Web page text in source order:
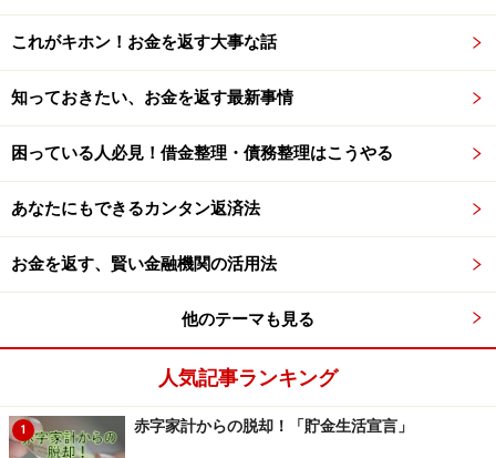
投資や資産運用に関する最終的なご判断はご自身の責任において
掲載情報の正確性・完全性については十分に配慮しております
が、その内容を保証するものではなく、これに基づく損失・損害
などについて当社は一切の責任を負いません。
最新の情報や詳細については、必ず各金融機関やサービス提供者
の公式情報をご確認ください。
1/2 次のページへ
これがキホン！お金を返す大事な話
知っておきたい、お金を返す最新事情
困っている人必見！借金整理・債務整理はこうやる
あなたにもできるカンタン返済法
お金を返す、賢い金融機関の活用法
他のテーマも見る
人気記事ランキング
1 赤字家計からの脱却！「貯金生活宣言」